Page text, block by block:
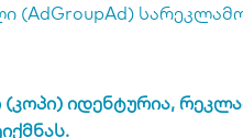
(AdGroupAd)
იდენტურია,